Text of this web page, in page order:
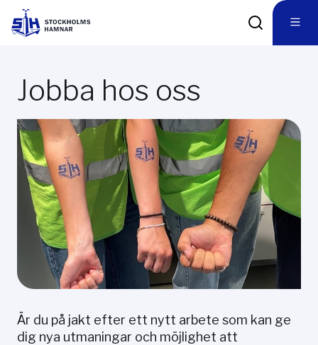
Jobba hos oss
Är du på jakt efter ett nytt arbete som kan ge
dig nya utmaningar och möjlighet att